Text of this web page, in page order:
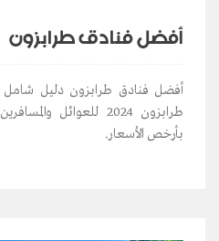
أفضل فنادق طرابزون
أفضل فنادق طرابزون دليل
طرابزون 2024 للعوائل
بأرخص الأسعار.